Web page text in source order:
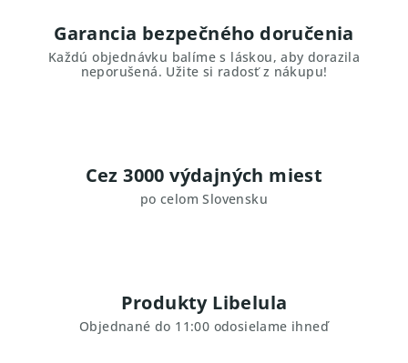
Garancia bezpečného doručenia
Každú objednávku balíme s láskou, aby dorazila
neporušená. Užite si radosť z nákupu!
Cez 3000 výdajných miest
po celom Slovensku
Produkty Libelula
Objednané do 11:00 odosielame ihneď